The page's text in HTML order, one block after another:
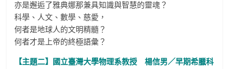
亦是邂逅了雅典娜那兼具知識與智慧的靈魂？
科學、人文、數學、慈愛，
何者是地球人的文明精髓？
何者才是上帝的終極語彙？
【主題二】國立臺灣大學物理系教授 楊信男／早期希臘科